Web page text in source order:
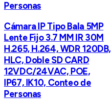
Personas
Cámara IP Tipo Bala 5MP
Lente Fijo 3.7 MM IR 30M
H.265, H.264, WDR 120DB,
HLC, Doble SD CARD
12VDC/24VAC, POE,
IP67, IK10, Conteo de
Personas